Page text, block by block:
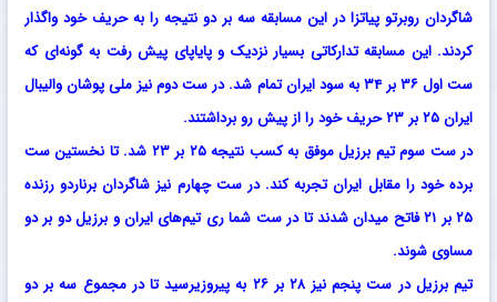
شاگردان روبرتو پیاتزا در این مسابقه سه بر دو نتیجه را به حریف خود واگذار
کردند. این مسابقه تدارکاتی بسیار نزدیک و پایاپای پیش رفت به گونه‌ای که
ست اول ۳۶ بر ۳۴ به سود ایران تمام شد. در ست دوم نیز ملی پوشان والیبال
ایران ۲۵ بر ۲۳ حریف خود را از پیش رو برداشتند.
در ست سوم تیم برزیل موفق به کسب نتیجه ۲۵ بر ۲۳ شد. تا نخستین ست
برده خود را مقابل ایران تجربه کند. در ست چهارم نیز شاگردان برناردو رزنده
۲۵ بر ۲۱ فاتح میدان شدند تا در ست شما ری تیم‌های ایران و برزیل دو بر دو
مساوی شوند.
تیم برزیل در ست پنجم نیز ۲۸ بر ۲۶ به پیروزیرسید تا در مجموع سه بر دو